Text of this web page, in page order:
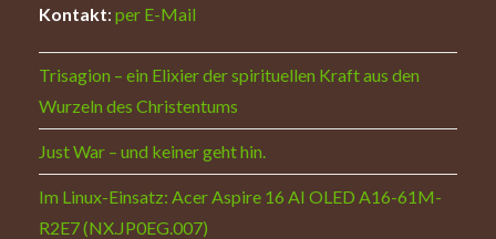
Kontakt: per E-Mail
Trisagion – ein Elixier der spirituellen Kraft aus den
Wurzeln des Christentums
Just War – und keiner geht hin.
Im Linux-Einsatz: Acer Aspire 16 AI OLED A16-61M-
R2E7 (NX.JP0EG.007)